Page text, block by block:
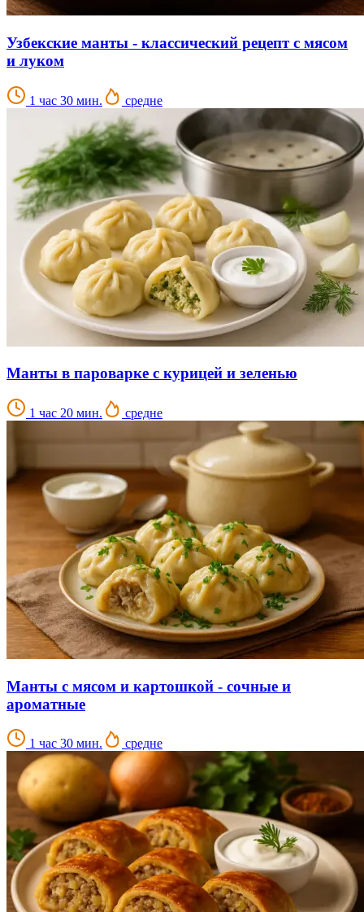
Узбекские манты - классический рецепт с мясом
и луком
1 час 30 мин. средне
Манты в пароварке с курицей и зеленью
1 час 20 мин. средне
Манты с мясом и картошкой - сочные и
ароматные
1 час 30 мин. средне